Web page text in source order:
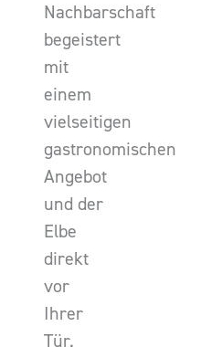
Nachbarschaft
begeistert
mit
einem
vielseitigen
gastronomischen
Angebot
und der
Elbe
direkt
vor
Ihrer
Tür.